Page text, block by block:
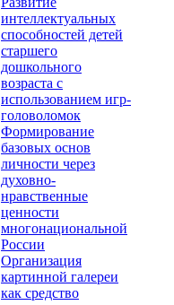
интеллектуальных
способностей детей
старшего
дошкольного
возраста с
использованием игр-
головоломок
Формирование
базовых основ
личности через
духовно-
нравственные
ценности
многонациональной
России
Организация
картинной галереи
как средство